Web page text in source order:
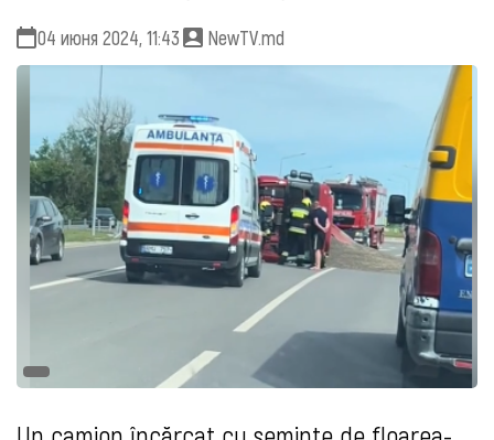
04 июня 2024, 11:43 NewTV.md